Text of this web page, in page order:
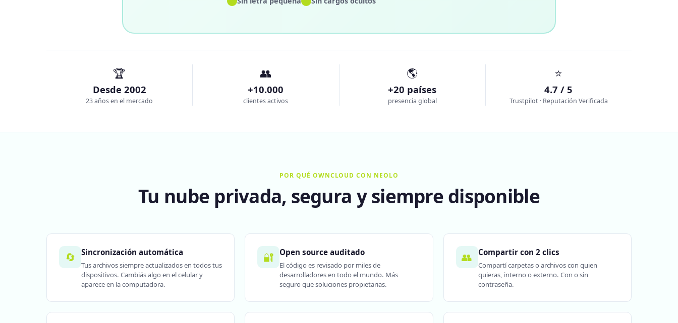
🏆
Desde 2002
23 años en el mercado
👥
+10.000
clientes activos
🌎
+20 países
presencia global
⭐
4.7 / 5
Trustpilot · Reputación Verificada
POR QUÉ OWNCLOUD CON NEOLO
Tu nube privada, segura y siempre disponible
🔄 Sincronización automática
Tus archivos siempre actualizados en todos tus
dispositivos. Cambiás algo en el celular y
aparece en la computadora.
🔐 Open source auditado
El código es revisado por miles de
desarrolladores en todo el mundo. Más
seguro que soluciones propietarias.
👥 Compartir con 2 clics
Compartí carpetas o archivos con quien
quieras, interno o externo. Con o sin
contraseña.